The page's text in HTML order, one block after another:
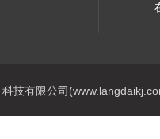
科技有限公司